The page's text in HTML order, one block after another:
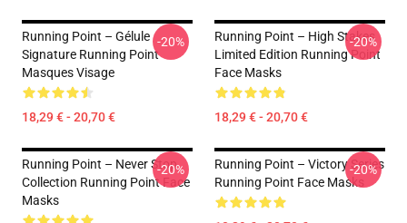
Running Point – Gélule
Signature Running Point
Masques Visage
18,29 € - 20,70 €
-20%
Running Point – High Stakes
Limited Edition Running Point
Face Masks
18,29 € - 20,70 €
-20%
Running Point – Never Stop
Collection Running Point Face
Masks
-20%
Running Point – Victory Series
Running Point Face Masks
-20%